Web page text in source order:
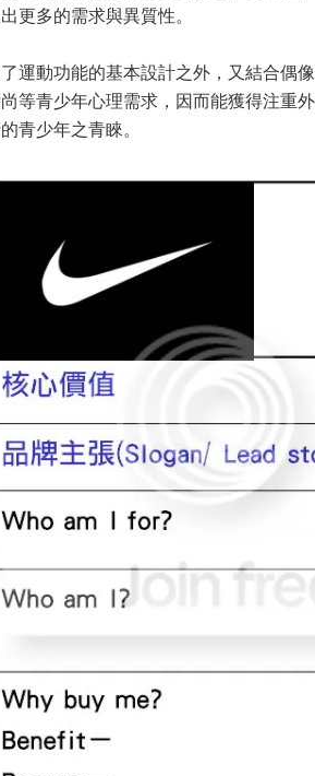
更多的需求與異質性。
了運動功能的基本設計之外，又結合偶
等青少年心理需求，因而能獲得注重
青少年之青睞。